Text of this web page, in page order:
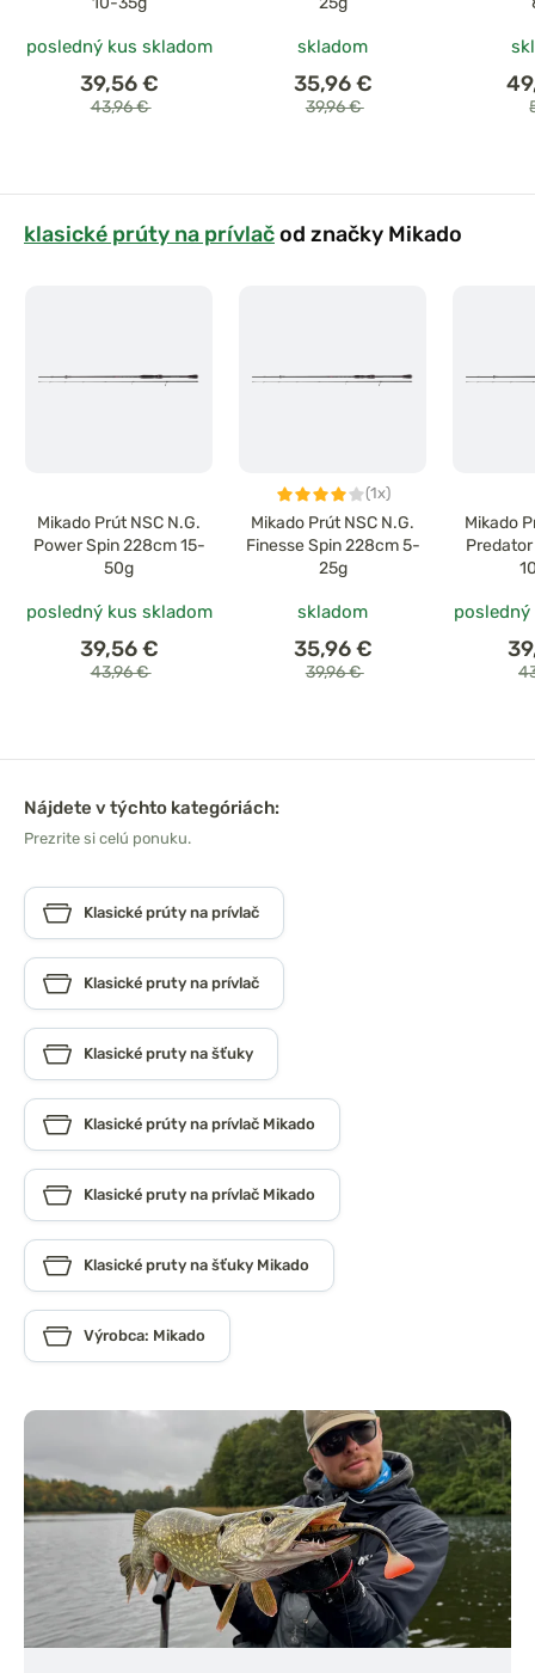
posledný kus skladom
39,56 €
43,96 €
skladom
35,96 €
39,96 €
klasické prúty na prívlačod značky Mikado
Mikado Prút NSC N.G.
Power Spin 228cm 15-
50g
posledný kus skladom
39,56 €
43,96 €
(1x)
Mikado Prút NSC N.G.
Finesse Spin 228cm 5-
25g
skladom
35,96 €
39,96 €
Mikado
Nájdete v týchto kategóriách:
Prezrite si celú ponuku.
Klasické prúty na prívlač
Klasické pruty na prívlač
Klasické pruty na šťuky
Klasické prúty na prívlač Mikado
Klasické pruty na prívlač Mikado
Klasické pruty na šťuky Mikado
Výrobca: Mikado